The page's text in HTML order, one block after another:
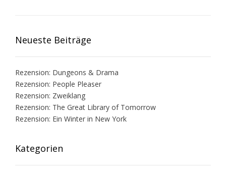
Neueste Beiträge
Rezension: Dungeons & Drama
Rezension: People Pleaser
Rezension: Zweiklang
Rezension: The Great Library of Tomorrow
Rezension: Ein Winter in New York
Kategorien